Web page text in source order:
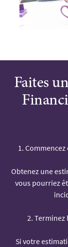
Faites
1.
Obtenez une
vous pourriez
2. Terminez
Si votre